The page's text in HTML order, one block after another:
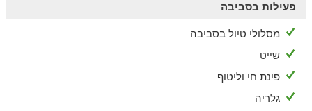
פעילות בסביבה
מסלולי טיול בסביבה
שייט
פינת חי וליטוף
גלריה